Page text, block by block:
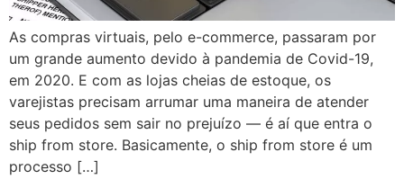
As compras virtuais, pelo e-commerce, passaram por
um grande aumento devido à pandemia de Covid-19,
em 2020. E com as lojas cheias de estoque, os
varejistas precisam arrumar uma maneira de atender
seus pedidos sem sair no prejuízo — é aí que entra o
ship from store. Basicamente, o ship from store é um
processo […]